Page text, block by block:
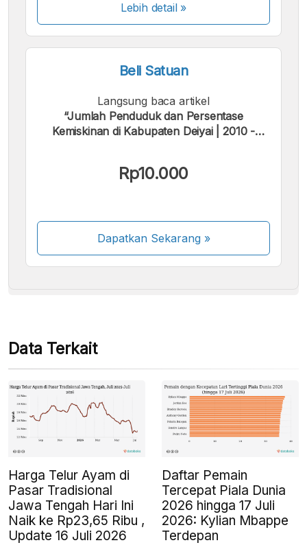
Lebih detail »
Beli Satuan
Langsung baca artikel
“Jumlah Penduduk dan Persentase
Kemiskinan di Kabupaten Deiyai | 2010 -
Rp10.000
Dapatkan Sekarang»
Beberapa metode pembayaran masih dalam
Data Terkait
Harga Telur Ayam di
Pasar Tradisional
Jawa Tengah Hari Ini
Naik ke Rp23,65 Ribu ,
Update 16 Juli 2026
Daftar Pemain
Tercepat Piala Dunia
2026 hingga 17 Juli
2026: Kylian Mbappe
Terdepan